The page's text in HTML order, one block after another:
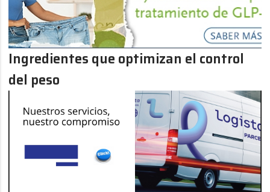
Ingredientes que optimizan el control
del peso